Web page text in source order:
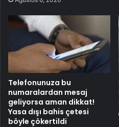
Telefonunuza bu
numaralardan mesaj
geliyorsa aman dikkat!
Yasa dışı bahis çetesi
böyle çökertildi